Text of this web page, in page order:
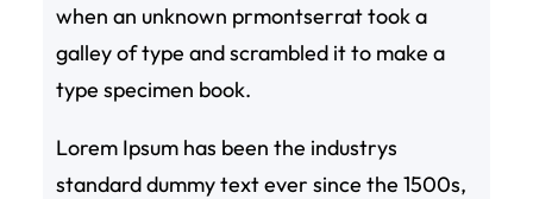
when an unknown prmontserrat took a
galley of type and scrambled it to make a
type specimen book.
Lorem Ipsum has been the industrys
standard dummy text ever since the 1500s,